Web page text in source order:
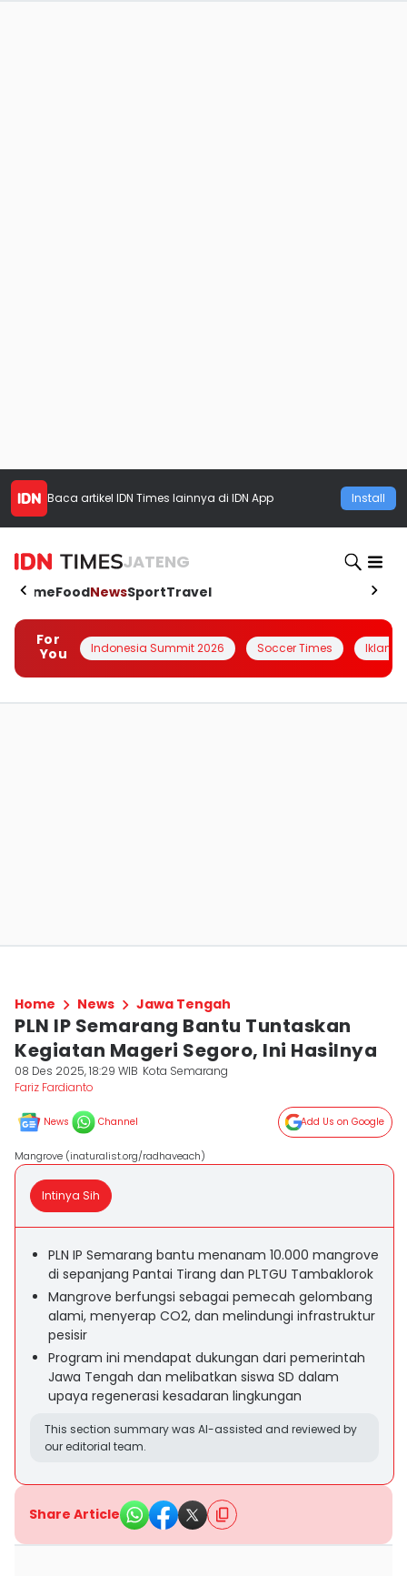
Baca artikel IDN Times lainnya di IDN App Install
JATENG
HomeFoodNewsSportTravel
For
You
Indonesia Summit 2026 Soccer Times Iklanin
Home News Jawa Tengah
PLN IP Semarang Bantu Tuntaskan
Kegiatan Mageri Segoro, Ini Hasilnya
08 Des 2025, 18:29 WIB Kota Semarang
Fariz Fardianto
News Channel Add Us on Google
Mangrove (inaturalist.org/radhaveach)
Intinya Sih
PLN IP Semarang bantu menanam 10.000 mangrove
di sepanjang Pantai Tirang dan PLTGU Tambaklorok
Mangrove berfungsi sebagai pemecah gelombang
alami, menyerap CO2, dan melindungi infrastruktur
pesisir
Program ini mendapat dukungan dari pemerintah
Jawa Tengah dan melibatkan siswa SD dalam
upaya regenerasi kesadaran lingkungan
This section summary was AI-assisted and reviewed by
our editorial team.
Share Article